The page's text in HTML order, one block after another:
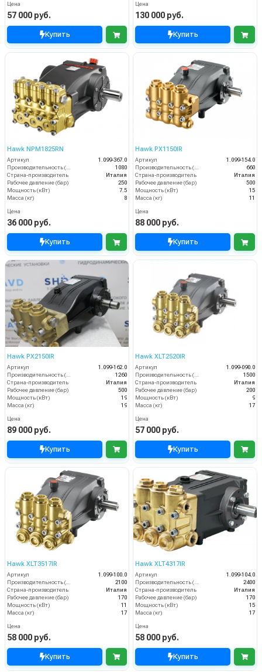
Цена
57 000 руб.
Купить
Цена
130 000 руб.
Купить
Hawk NPM1825RN
Артикул
1.099-367.0
Производительность (л/ч)
1080
Страна-производитель
Италия
Рабочее давление (бар)
250
Мощность (кВт)
7.5
Масса (кг)
8
Цена
36 000 руб.
Купить
Hawk PX1150IR
Артикул
1.099-154.0
Производительность (л/ч)
660
Страна-производитель
Италия
Рабочее давление (бар)
500
Мощность (кВт)
15
Масса (кг)
11
Цена
88 000 руб.
Купить
Hawk PX2150IR
Артикул
1.099-162.0
1260
Страна-производитель
Италия
Рабочее давление (бар)
500
Мощность (кВт)
19
Масса (кг)
19
Цена
89 000 руб.
Купить
Hawk XLT2520IR
Артикул
1.099-090.0
1500
Страна-производитель
Италия
Рабочее давление (бар)
200
Мощность (кВт)
9
Масса (кг)
17
Цена
57 000 руб.
Купить
Hawk XLT3517IR
Артикул
1.099-100.0
2100
Страна-производитель
Италия
Рабочее давление (бар)
170
Мощность (кВт)
11
Масса (кг)
17
Цена
58 000 руб.
Купить
Hawk XLT4317IR
Артикул
1.099-104.0
2400
Страна-производитель
Италия
Рабочее давление (бар)
170
Мощность (кВт)
15
Масса (кг)
17
Цена
58 000 руб.
Купить